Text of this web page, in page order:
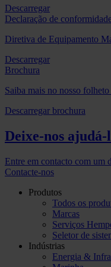
Descarregar
Declaração de
Diretiva de Equipamento
Descarregar
Brochura
Saiba mais no nosso
Descarregar brochura
Deixe-nos
Entre em contacto com um
Contacte-nos
Produtos
Todos os
Marcas
Serviços
Seletor de
Indústrias
Energia &